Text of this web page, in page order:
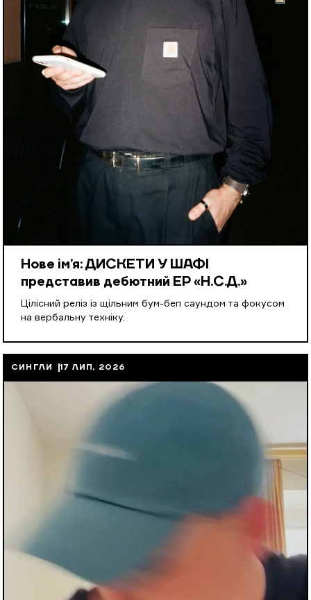
Нове ім’я: ДИСКЕТИ У ШАФІ
представив дебютний EP «Н.С.Д.»
Цілісний реліз із щільним бум-беп саундом та фокусом
на вербальну техніку.
СИНГЛИ 17 ЛИП, 2026